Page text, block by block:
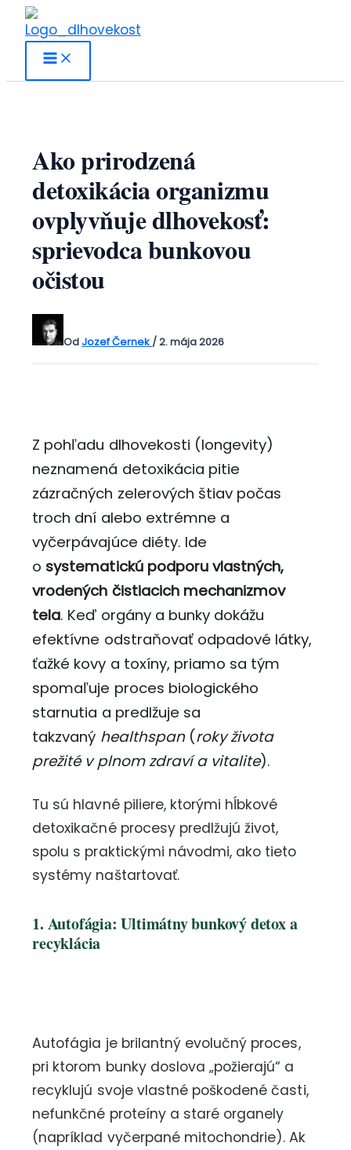
Preskočiť
obsah
Ako prirodzená
detoxikácia organizmu
ovplyvňuje dlhovekosť:
sprievodca bunkovou
očistou
OdJozef Černek /2. mája 2026
Z pohľadu dlhovekosti (longevity)
neznamená detoxikácia pitie
zázračných zelerových štiav počas
troch dní alebo extrémne a
vyčerpávajúce diéty. Ide
o systematickú podporu vlastných,
vrodených čistiacich mechanizmov
tela. Keď orgány a bunky dokážu
efektívne odstraňovať odpadové látky,
ťažké kovy a toxíny, priamo sa tým
spomaľuje proces biologického
starnutia a predlžuje sa
takzvaný healthspan(roky života
prežité v plnom zdraví a vitalite).
Tu sú hlavné piliere, ktorými hĺbkové
detoxikačné procesy predlžujú život,
spolu s praktickými návodmi, ako tieto
systémy naštartovať.
1. Autofágia: Ultimátny bunkový detox a
recyklácia
Autofágia je brilantný evolučný proces,
pri ktorom bunky doslova „požierajú“ a
recyklujú svoje vlastné poškodené časti,
nefunkčné proteíny a staré organely
(napríklad vyčerpané mitochondrie). Ak